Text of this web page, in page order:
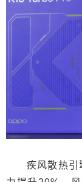
疾风散热引擎